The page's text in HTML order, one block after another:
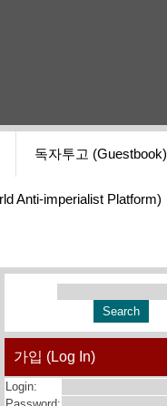
독자투고 (Guestbook)
Anti-imperialist Platform)
가입 (Log In)
Login: